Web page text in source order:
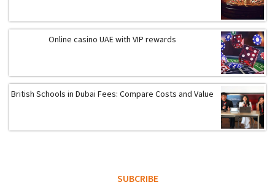
Online casino UAE with VIP rewards
British Schools in Dubai Fees: Compare Costs and Value
SUBCRIBE